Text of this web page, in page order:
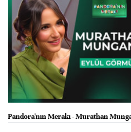
Pandora'nın Merakı - Murathan